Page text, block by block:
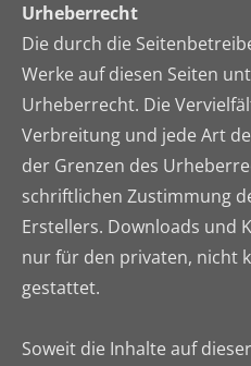
Urheberrecht
Die durch die
Werke auf diesen Seiten
Urheberrecht. Die
Verbreitung und jede Art
der Grenzen des
schriftlichen Zustimmung
Erstellers. Downloads und
nur für den privaten, nicht
gestattet.
Soweit die Inhalte auf